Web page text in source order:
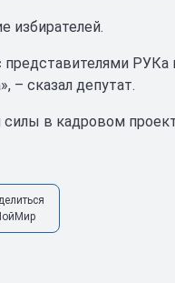
избирателей.
РУКа
– сказал депутат.
в кадровом